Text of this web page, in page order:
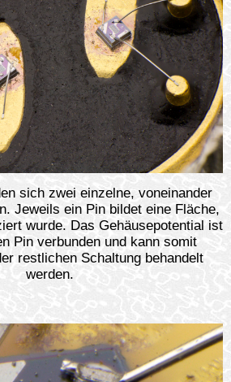
sich zwei einzelne, voneinander
Jeweils ein Pin bildet eine Fläche,
wurde. Das Gehäusepotential ist
Pin verbunden und kann somit
restlichen Schaltung behandelt
werden.